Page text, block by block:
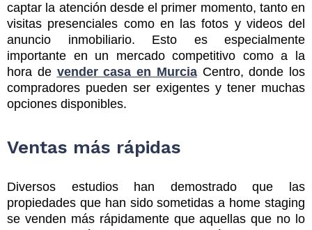
captar la atención desde el primer momento, tanto en
visitas presenciales como en las fotos y videos del
anuncio inmobiliario. Esto es especialmente
importante en un mercado competitivo como a la
hora de vender casa en MurciaCentro, donde los
compradores pueden ser exigentes y tener muchas
opciones disponibles.
Ventas más rápidas
Diversos estudios han demostrado que las
propiedades que han sido sometidas a home staging
se venden más rápidamente que aquellas que no lo